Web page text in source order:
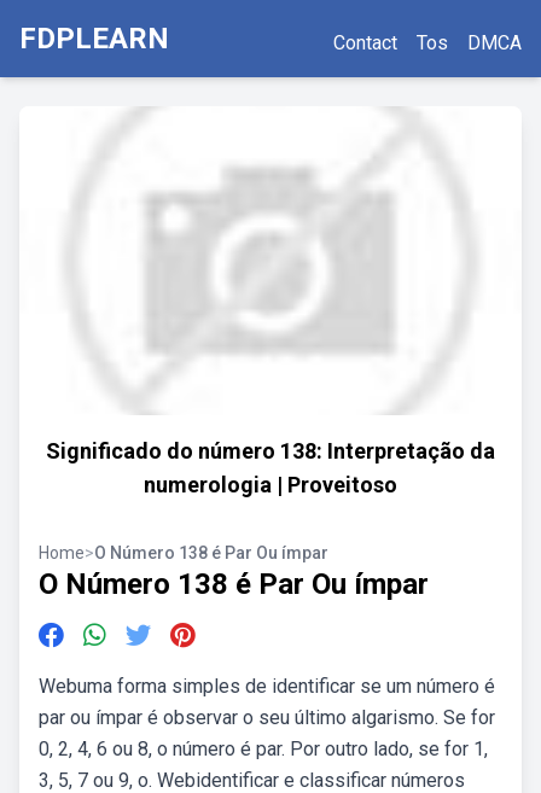
FDPLEARN Contact Tos DMCA
Significado do número 138: Interpretação da
numerologia | Proveitoso
Home>O Número 138 é Par Ou ímpar
O Número 138 é Par Ou ímpar
Webuma forma simples de identificar se um número é
par ou ímpar é observar o seu último algarismo. Se for
0, 2, 4, 6 ou 8, o número é par. Por outro lado, se for 1,
3, 5, 7 ou 9, o. Webidentificar e classificar números